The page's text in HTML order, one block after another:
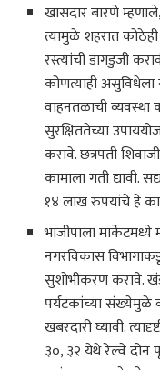
खासदार बारणे
त्यामुळे शहरात कोठेही
रस्त्यांची डागडुजी
कोणत्याही असुविधेला
वाहनतळाची व्यवस्था
सुरक्षिततेच्या
करावे. छत्रपती
कामाला गती द्यावी.
१४ लाख रुपयांचे हे
भाजीपाला
नगरविकास
सुशोभीकरण करावे.
पर्यटकांच्या संख्येमुळे
खबरदारी घ्यावी.
३०, ३२ येथे रेल्वे दोन